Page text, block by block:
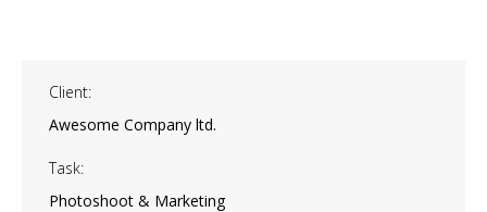
Client:
Awesome Company ltd.
Task:
Photoshoot & Marketing